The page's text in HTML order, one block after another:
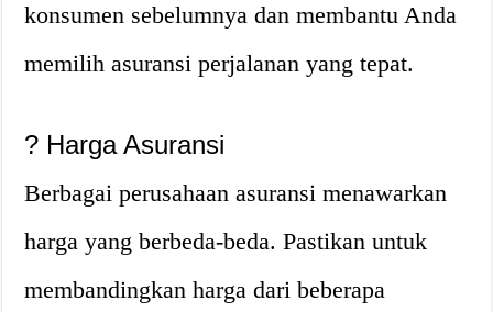
konsumen sebelumnya dan membantu Anda
memilih asuransi perjalanan yang tepat.
? Harga Asuransi
Berbagai perusahaan asuransi menawarkan
harga yang berbeda-beda. Pastikan untuk
membandingkan harga dari beberapa